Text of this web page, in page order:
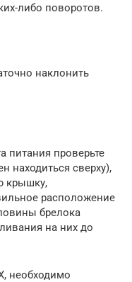
либо поворотов.
наклонить
питания проверьте
находиться сверху),
крышку,
расположение
брелока
на них до
необходимо